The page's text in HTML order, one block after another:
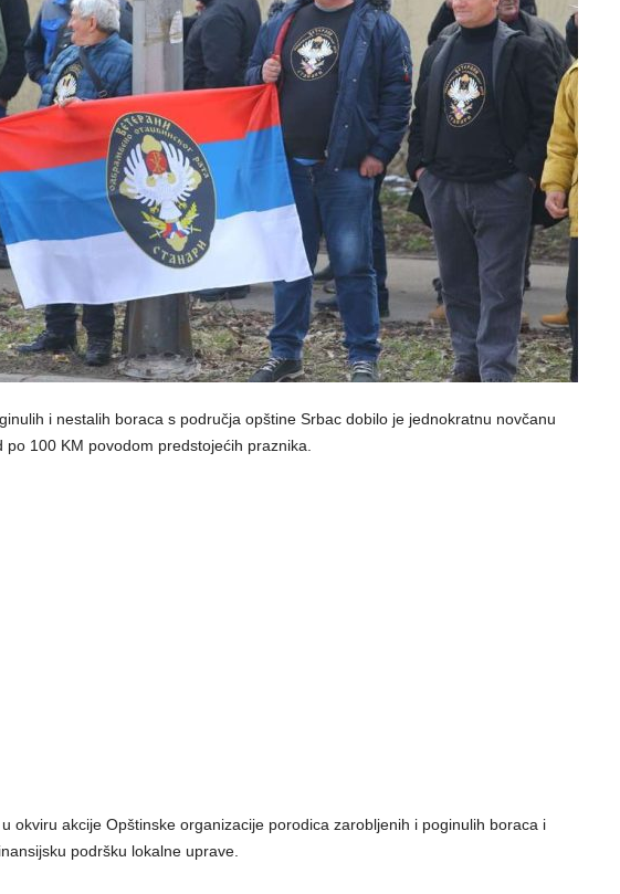
i nestalih boraca s područja opštine Srbac dobilo je jednokratnu novčanu
po 100 KM povodom predstojećih praznika.
okviru akcije Opštinske organizacije porodica zarobljenih i poginulih boraca i
podršku lokalne uprave.